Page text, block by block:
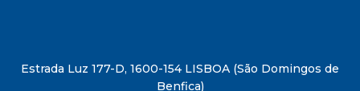
Estrada Luz 177-D, 1600-154 LISBOA (São Domingos de
Benfica)